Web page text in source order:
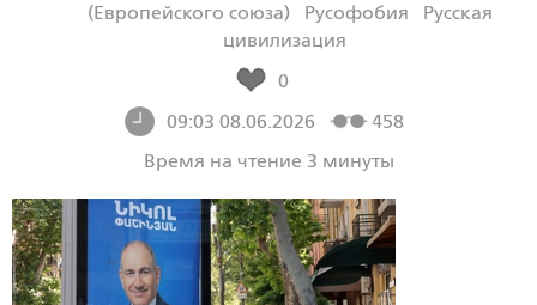
(Европейского союза)
Русофобия
Русская
цивилизация
0
09:03 08.06.2026
458
Время на чтение 3 минуты